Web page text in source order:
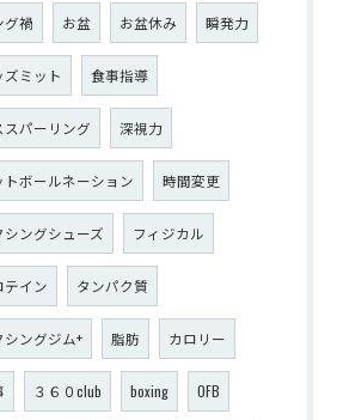
グ禍 お盆 お盆休み 瞬発力
ズミット 食事指導
スパーリング 深視力
トボールネーション 時間変更
シングシューズ フィジカル
テイン タンパク質
シングジム+ 脂肪 カロリー
３６０club boxing OFB